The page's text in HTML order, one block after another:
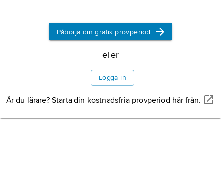
Påbörja din gratis provperiod
eller
Logga in
Är du lärare? Starta din kostnadsfria provperiod härifrån.